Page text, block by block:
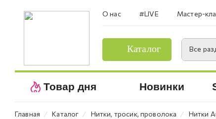
О нас #LIVE Мастер-
Каталог Все
Товар дня Новинки
Главная ⁄ Каталог ⁄ Нитки, тросик, проволока ⁄ Нитки